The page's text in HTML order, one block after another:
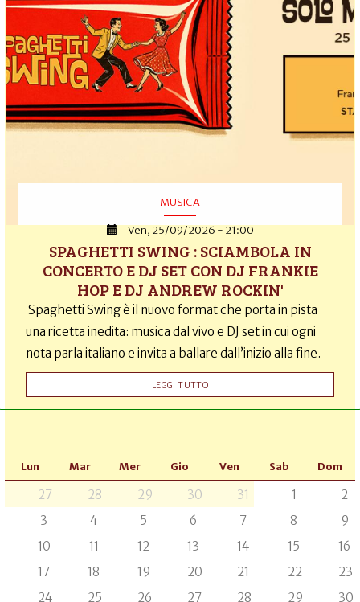
MUSICA
Ven, 25/09/2026 - 21:00
SPAGHETTI SWING : SCIAMBOLA IN
CONCERTO E DJ SET CON DJ FRANKIE
HOP E DJ ANDREW ROCKIN'
Spaghetti Swing è il nuovo format che porta in pista
una ricetta inedita: musica dal vivo e DJ set in cui ogni
nota parla italiano e invita a ballare dall’inizio alla fine.
LEGGI TUTTO
Lun Mar Mer Gio Ven Sab Dom
27 28 29 30 31 1
2
3
4 5 6 7 8
9
10
11 12 13 14 15
16
17
18 19 20 21 22
23
24
25 26 27 28 29
30